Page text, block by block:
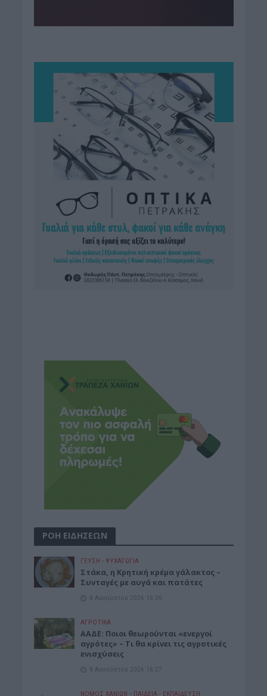
ΡΟΗ ΕΙΔΗΣΕΩΝ
ΓΕΎΣΗ - ΨΥΧΑΓΩΓΊΑ
Στάκα, η Κρητική κρέμα γάλακτος –
Συνταγές με αυγά και πατάτες
8 Αυγούστου 2026 16:30
ΑΓΡΟΤΙΚΑ
ΑΑΔΕ: Ποιοι θεωρούνται «ενεργοί
αγρότες» – Τι θα κρίνει τις αγροτικές
ενισχύσεις
8 Αυγούστου 2026 16:27
ΝΟΜΌΣ ΧΑΝΊΩΝ • ΠΑΙΔΕΙΑ - ΕΚΠΑΙΔΕΥΣΗ